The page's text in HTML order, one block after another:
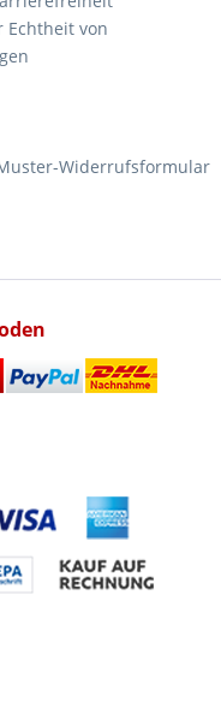
Echtheit von
Widerrufsformular